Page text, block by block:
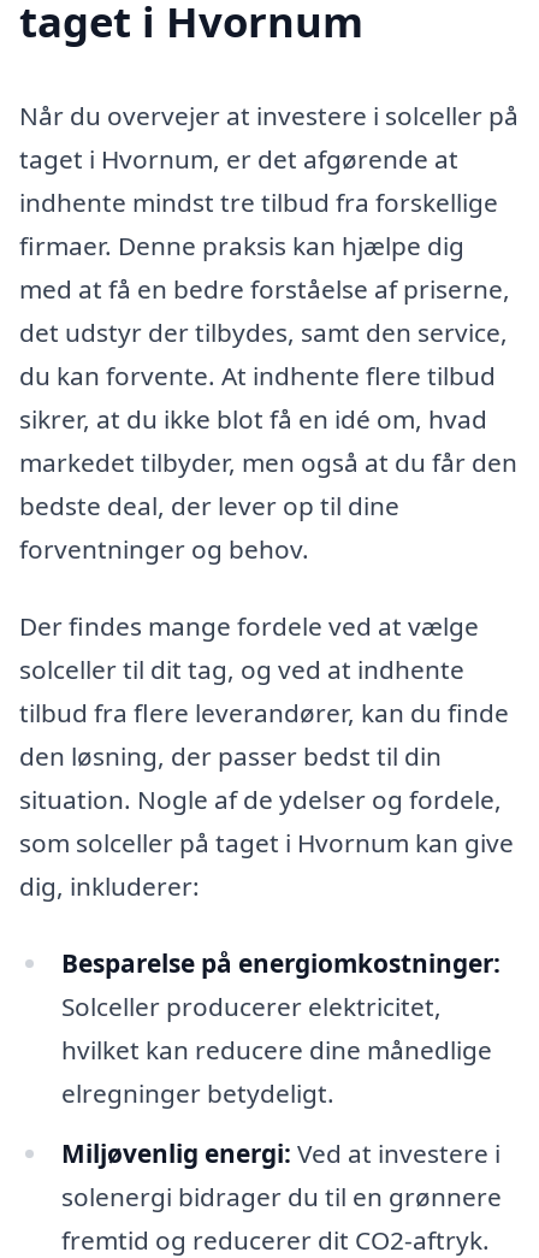
taget i Hvornum
Når du overvejer at investere i solceller på
taget i Hvornum, er det afgørende at
indhente mindst tre tilbud fra forskellige
firmaer. Denne praksis kan hjælpe dig
med at få en bedre forståelse af priserne,
det udstyr der tilbydes, samt den service,
du kan forvente. At indhente flere tilbud
sikrer, at du ikke blot få en idé om, hvad
markedet tilbyder, men også at du får den
bedste deal, der lever op til dine
forventninger og behov.
Der findes mange fordele ved at vælge
solceller til dit tag, og ved at indhente
tilbud fra flere leverandører, kan du finde
den løsning, der passer bedst til din
situation. Nogle af de ydelser og fordele,
som solceller på taget i Hvornum kan give
dig, inkluderer:
Besparelse på energiomkostninger:
Solceller producerer elektricitet,
hvilket kan reducere dine månedlige
elregninger betydeligt.
Miljøvenlig energi: Ved at investere i
solenergi bidrager du til en grønnere
fremtid og reducerer dit CO2-aftryk.